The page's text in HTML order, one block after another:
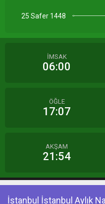
25 Safer 1448
İMSAK
06:00
ÖĞLE
17:07
AKŞAM
21:54
İstanbul İstanbul Aylık